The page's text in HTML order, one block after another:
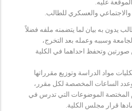
عليه.
والعسكري للطالب.
يدون به بيان لما يتضمنه ملفه فضلاً
وسببه وعمله بعد التخرج،
وتحفظ احداهما في الكلية
مواد الدراسة وتوزيع مقرراتها
الساعات المخصصة لكل مقرر،
المختصة الموضوعات التي تدرس في
قرار مجلس الكلية.